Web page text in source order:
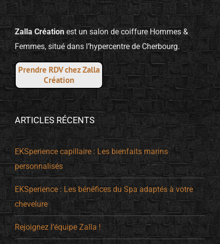
Zalla Création est un salon de coiffure Hommes &
Femmes, situé dans l’hypercentre de Cherbourg.
Prendre RDV chez Zalla
Création
ARTICLES RÉCENTS
EKSperience capillaire : Les bienfaits marins
personnalisés
EKSperience : Les bénéfices du Spa adaptés à votre
chevelure
Rejoignez l’équipe Zalla !